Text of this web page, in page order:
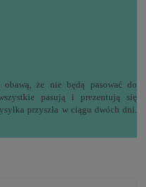
że nie będą pasować do
pasują i prezentują się
przyszła w ciągu dwóch dni.